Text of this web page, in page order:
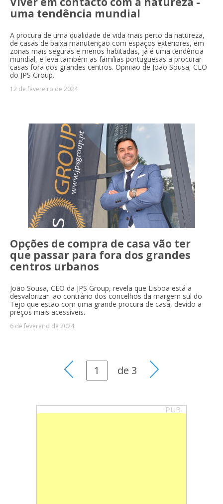
uma tendência mundial
A procura de uma qualidade de vida mais perto da natureza,
de casas de baixa manutenção com espaços exteriores, em
zonas mais seguras e menos habitadas, já é uma tendência
mundial, e leva também as famílias portuguesas a procurar
casas fora dos grandes centros. Opinião de João Sousa, CEO
do JPS Group.
12 de fevereiro de 2024
Opções de compra de casa vão ter
que passar para fora dos grandes
centros urbanos
João Sousa, CEO da JPS Group, revela que Lisboa está a
desvalorizar ao contrário dos concelhos da margem sul do
Tejo que estão com uma grande procura de casa, devido a
preços mais acessíveis.
6 de fevereiro de 2024
de 3
PUB